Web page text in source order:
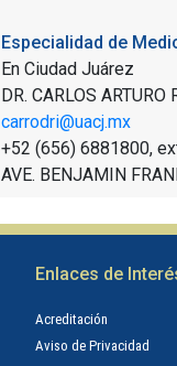
Especialidad de
En Ciudad Juárez
DR. CARLOS ARTURO
carrodri@uacj.mx
+52 (656) 6881800,
AVE. BENJAMIN
Enlaces de
Acreditación
Aviso de Privacidad